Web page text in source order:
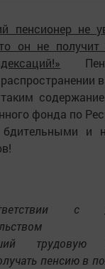
пенсионер не
он не
фонда по
и
с
трудовую
пенсию в